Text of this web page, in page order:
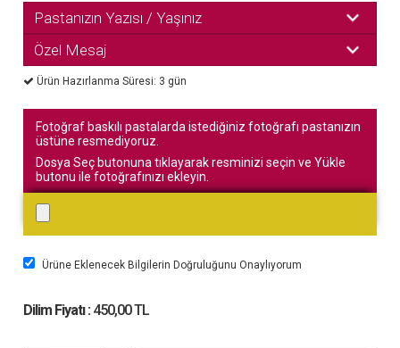
Pastanızın Yazısı / Yaşınız
Özel Mesaj
Ürün Hazırlanma Süresi: 3 gün
Fotoğraf baskılı pastalarda istediğiniz fotoğrafı pastanızın
üstüne resmediyoruz.
Dosya Seç butonuna tıklayarak resminizi seçin ve Yükle
butonu ile fotoğrafınızı ekleyin.
Ürüne Eklenecek Bilgilerin Doğruluğunu Onaylıyorum
Dilim Fiyatı : 450,00 TL